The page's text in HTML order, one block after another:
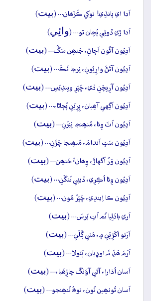
اَدا اي ٻانڌِي! توکي ڪَڙَھان… (بيت)
اَدا ڙي ڏوٿِي پُڇان تو… (وائِي)
اَدِيُون آئُون اَڄاڻِ، جَنھِن سَڱُ… (بيت)
اَدِيُون آتَڻَ وارِيُونِ، نِرجا نَڪَ… (بيت)
اَدِيُون آرِيچَنِ ڏي، ڇَپَرِ ويندِيَسِ… (بيت)
اَدِيُون اَگِهي آھِيان، پِرِيَنِ پُڄاڻا،… (بيت)
اَدِيُون اُٺَ وِئا، مُنھِنجا نِيَرَنِ… (بيت)
اَدِيُون سَڀَ اَندامَ، مُنھِنجا چَڙَنِ… (بيت)
اَدِيُون وَرُ اُگهاڙَ، وِھانءُ جَنھِن… (بيت)
اَدِيُون وِئا اُڪِرِي، ڏيئِي تَنگَنِ… (بيت)
اَدِيُون ڪا اِيندِي، ڇَپَرُ مُون… (بيت)
اَري بادَلِيا تُم اُتِ بَرسَ… (بيت)
اَرَتو اَکَڙِيُنِ ۾، مَٿي ڳَلَنِ… (بيت)
اَرَمَ ھَڏِ نَہ اوڍِيان، پَٽولا… (بيت)
اَسان اُڌارا، آڻي آوَنگَ چاڙِھَيا،… (بيت)
اَسان تُونھِين تُون، توھُ تُنھِنجو… (بيت)